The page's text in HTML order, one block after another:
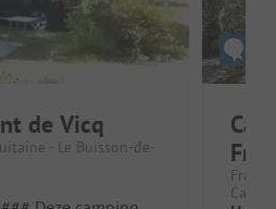
de Vicq
- Le Buisson-de-